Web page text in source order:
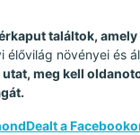
találtok,
élővilág növényei és
meg kell
a